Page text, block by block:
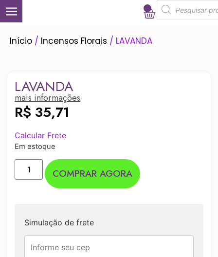
Início / Incensos Florais / LAVANDA
LAVANDA
mais informações
R$ 35,71
Calcular Frete
Em estoque
COMPRAR AGORA
Simulação de frete